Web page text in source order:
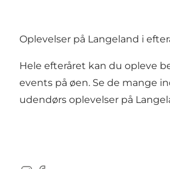
Oplevelser på Langeland i
Hele efteråret kan du opleve
events på øen. Se de mange
udendørs oplevelser på